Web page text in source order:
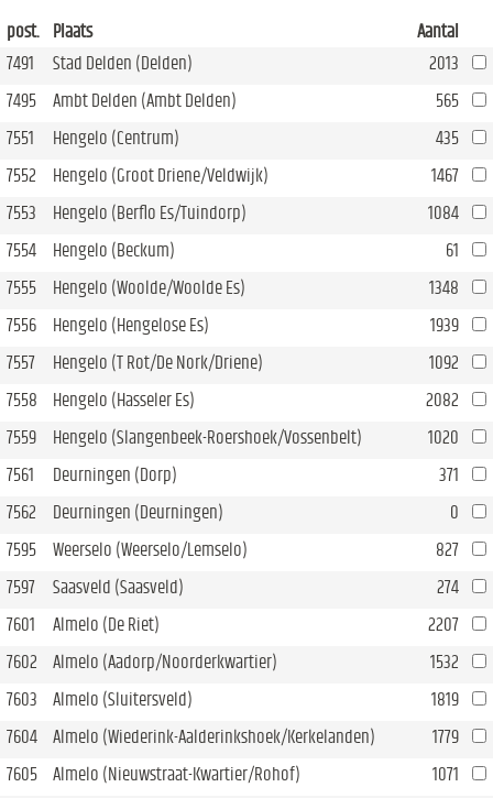
post. Plaats
Aantal
7491
Stad Delden (Delden)
2013
7495
Ambt Delden (Ambt Delden)
565
7551
Hengelo (Centrum)
435
7552
Hengelo (Groot Driene/Veldwijk)
1467
7553
Hengelo (Berflo Es/Tuindorp)
1084
7554
Hengelo (Beckum)
61
7555
Hengelo (Woolde/Woolde Es)
1348
7556
Hengelo (Hengelose Es)
1939
7557
Hengelo (T Rot/De Nork/Driene)
1092
7558
Hengelo (Hasseler Es)
2082
7559
Hengelo (Slangenbeek-Roershoek/Vossenbelt)
1020
7561
Deurningen (Dorp)
371
7562
Deurningen (Deurningen)
0
7595
Weerselo (Weerselo/Lemselo)
827
7597
Saasveld (Saasveld)
274
7601
Almelo (De Riet)
2207
7602
Almelo (Aadorp/Noorderkwartier)
1532
7603
Almelo (Sluitersveld)
1819
7604
Almelo (Wiederink-Aalderinkshoek/Kerkelanden)
1779
7605
Almelo (Nieuwstraat-Kwartier/Rohof) 1071